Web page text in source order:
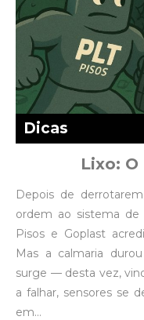
Lixo:
Dicas
Depois de
ordem ao sistema de
Pisos e Goplast
Mas a calmaria
surge — desta vez,
a falhar, sensores se
em…